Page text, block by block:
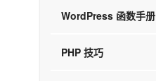
WordPress 函数手册
PHP 技巧